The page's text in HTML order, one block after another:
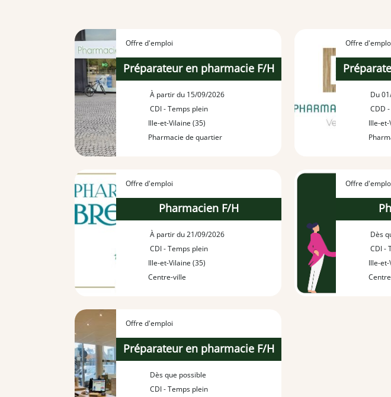
Offre d'emploi
Préparateur en pharmacie F/H
À partir du 15/09/2026
CDI - Temps plein
Ille-et-Vilaine (35)
Pharmacie de quartier
Offre
Du
CDD
Ille-et-
Offre d'emploi
Pharmacien F/H
À partir du 21/09/2026
CDI - Temps plein
Ille-et-Vilaine (35)
Centre-ville
Offre
Dès
CDI -
Ille-et-
Offre d'emploi
Préparateur en pharmacie F/H
Dès que possible
CDI - Temps plein